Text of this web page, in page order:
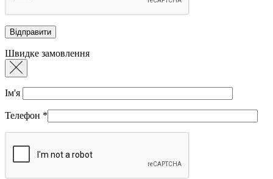
Швидке замовлення
Ім'я
Телефон *